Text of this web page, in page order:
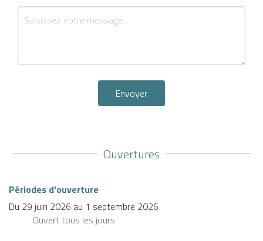
Envoyer
Ouvertures
Périodes d'ouverture
Du 29 juin 2026 au 1 septembre 2026
Ouvert tous les jours